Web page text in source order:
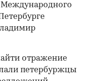
Международного
отражение
петербуржцы